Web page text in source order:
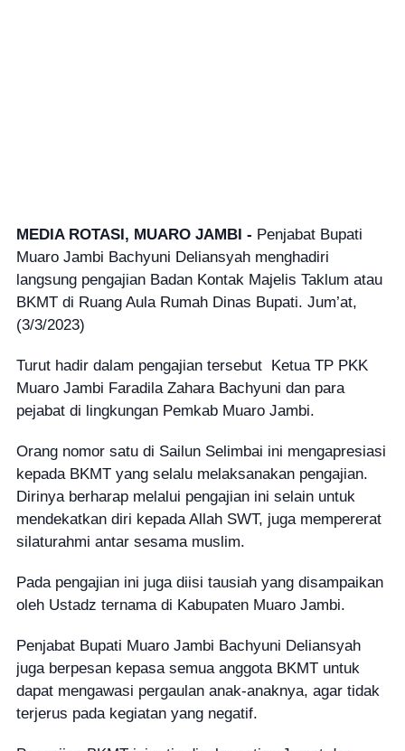
MEDIA ROTASI, MUARO JAMBI - Penjabat Bupati
Muaro Jambi Bachyuni Deliansyah menghadiri
langsung pengajian Badan Kontak Majelis Taklum atau
BKMT di Ruang Aula Rumah Dinas Bupati. Jum’at,
(3/3/2023)
Turut hadir dalam pengajian tersebut
Ketua TP PKK
Muaro Jambi Faradila Zahara Bachyuni dan para
pejabat di lingkungan Pemkab Muaro Jambi.
Orang nomor satu di Sailun Selimbai ini mengapresiasi
kepada BKMT yang selalu melaksanakan pengajian.
Dirinya berharap melalui pengajian ini selain untuk
mendekatkan diri kepada Allah SWT, juga mempererat
silaturahmi antar sesama muslim.
Pada pengajian ini juga diisi tausiah yang disampaikan
oleh Ustadz ternama di Kabupaten Muaro Jambi.
Penjabat Bupati Muaro Jambi Bachyuni Deliansyah
juga berpesan kepasa semua anggota BKMT untuk
dapat mengawasi pergaulan anak-anaknya, agar tidak
terjerus pada kegiatan yang negatif.